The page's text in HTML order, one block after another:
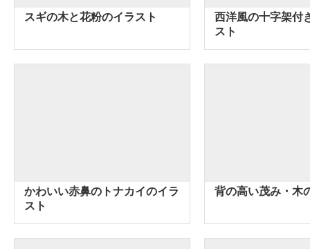
スギの木と花粉のイラスト
西洋風の十字架付
スト
かわいい赤鼻のトナカイのイラ
スト
背の高い茂み・木